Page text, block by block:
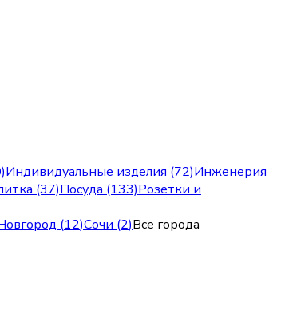
Индивидуальные изделия (72)Инженерия
(37)Посуда (133)Розетки и
(12)Сочи (2)Все города